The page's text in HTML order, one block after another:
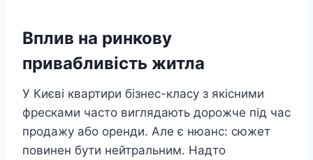
Вплив на ринкову
привабливість житла
У Києві квартири бізнес-класу з якісними
фресками часто виглядають дорожче під час
продажу або оренди. Але є нюанс: сюжет
повинен бути нейтральним. Надто